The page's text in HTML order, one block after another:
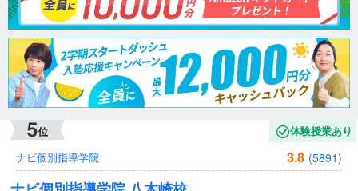
体験授業あり
ナビ個別指導学院
3.8 (5891)